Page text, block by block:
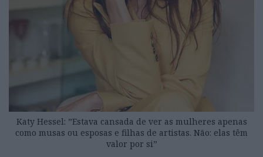
Katy Hessel: ”Estava cansada de ver as mulheres apenas
como musas ou esposas e filhas de artistas. Não: elas têm
valor por si”